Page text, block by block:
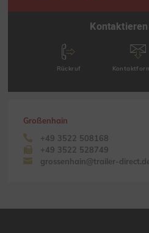
Rückruf
Großenhain
+49 3522 508168
+49 3522 528749
grossenhain@trailer-